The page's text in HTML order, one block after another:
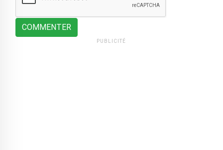
COMMENTER
PUBLICITÉ